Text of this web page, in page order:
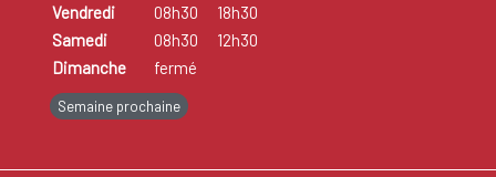
Vendredi
08h30
18h30
Samedi
08h30
12h30
Dimanche
fermé
Semaine prochaine